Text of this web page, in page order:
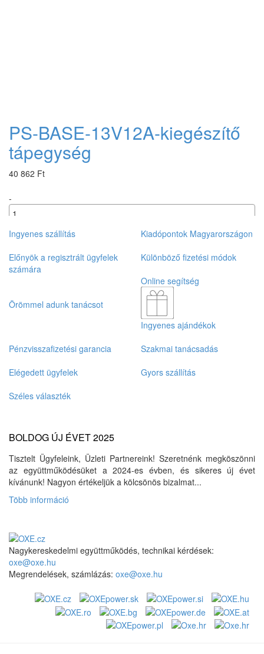
PS-BASE-13V12A-kiegészítő
tápegység
40 862 Ft
-
+
Ingyenes szállítás
Kiadópontok Magyarországon
Előnyök a regisztrált ügyfelek
számára
Különböző fizetési módok
Online segítség
Örömmel adunk tanácsot
Ingyenes ajándékok
Pénzvisszafizetési garancia
Szakmai tanácsadás
Elégedett ügyfelek
Gyors szállítás
Széles választék
BOLDOG ÚJ ÉVET 2025
Tisztelt Ügyfeleink, Üzleti Partnereink! Szeretnénk megköszönni
az együttműködésüket a 2024-es évben, és sikeres új évet
kívánunk! Nagyon értékeljük a kölcsönös bizalmat...
Több információ
Nagykereskedelmi együttműködés, technikai kérdések:
oxe@oxe.hu
Megrendelések, számlázás: oxe@oxe.hu